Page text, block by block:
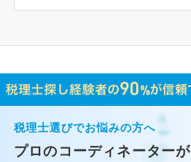
税理士選びでお悩みの方へ
プロのコーディネーターが